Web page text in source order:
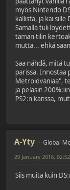
myös Nintendo
kallista, ja kai
Samalla tuli
tämän tilin
mutta... ehkä
Saa nähdä, mitä
parissa. Innostaa
Metroidvaniaa",
ja pelasin
PS2:n kanssa,
A-Yty Global
29 January 2016, 02:52
Siis muita kuin